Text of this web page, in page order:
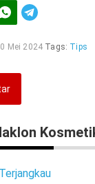
Mei 2024 Tags: Tips